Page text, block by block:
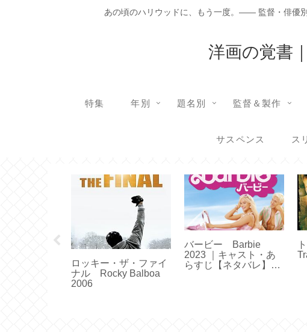
あの頃のハリウッドに、もう一度。―― 監督・俳優
洋画の覚書
特集 年別 題名別 監督＆製作
サスペンス ス
ロッキー・ザ・ファイ
ナル Rocky Balboa
2006
バービー Barbie
2023 ｜キャスト・あ
らすじ【ネタバレ】｜